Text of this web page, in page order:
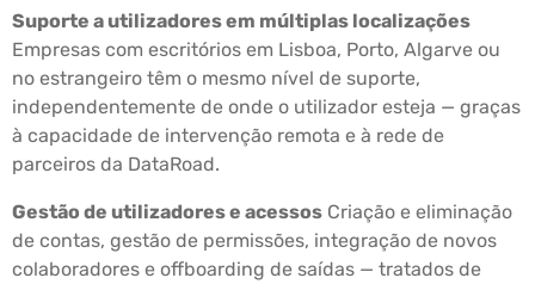
Suporte a utilizadores em múltiplas localizações
Empresas com escritórios em Lisboa, Porto, Algarve ou
no estrangeiro têm o mesmo nível de suporte,
independentemente de onde o utilizador esteja — graças
à capacidade de intervenção remota e à rede de
parceiros da DataRoad.
Gestão de utilizadores e acessos Criação e eliminação
de contas, gestão de permissões, integração de novos
colaboradores e offboarding de saídas — tratados de